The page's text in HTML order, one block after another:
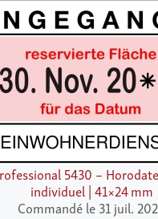
5430 –
individuel | 41×24 mm
Commandé le 31 juil.